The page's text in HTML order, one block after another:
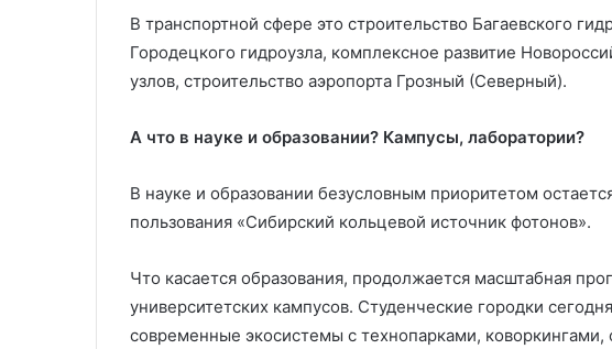
В транспортной сфере это строительство Багаевского
Городецкого гидроузла, комплексное развитие
узлов, строительство аэропорта Грозный (Северный).
А что в науке и образовании? Кампусы, лаборатории?
В науке и образовании безусловным приоритетом
пользования «Сибирский кольцевой источник фотонов».
Что касается образования, продолжается масштабная
университетских кампусов. Студенческие городки
современные экосистемы с технопарками,